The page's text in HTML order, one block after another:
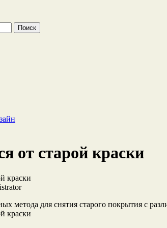
от старой краски
метода для снятия старого покрытия с